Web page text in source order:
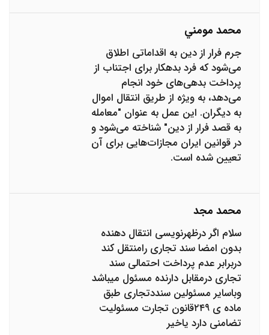
محمد مومني
جرم فرار از دین به اقداماتی اطلاق
می‌شود که فرد بدهکار برای اجتناب از
پرداخت بدهی‌های خود انجام
می‌دهد، به ویژه از طریق انتقال اموال
به دیگران. این عمل به عنوان "معامله
به قصد فرار از دین" شناخته می‌شود و
در قوانین ایران مجازات‌هایی برای آن
تعیین شده است.
محمد مجد
سلام اگر درظهرنویسی انتقال دهنده
بدون امضا سند تجاری رامنتقل کند
دربرابر عدم پرداخت احتمالی سند
تجاری درمقابل دارنده مسئول میباشد
وباسایر مسئولین سنددتجاری طبق
ماده ی ۲۴۹قانون تجارت مسئولیت
تضامنی دارد یاخیر